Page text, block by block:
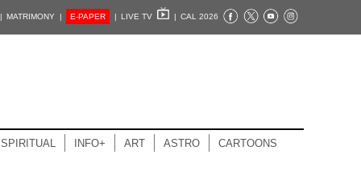
MATRIMONY | E-PAPER | LIVE TV | CAL 2026
SPIRITUAL INFO+ ART ASTRO CARTOONS